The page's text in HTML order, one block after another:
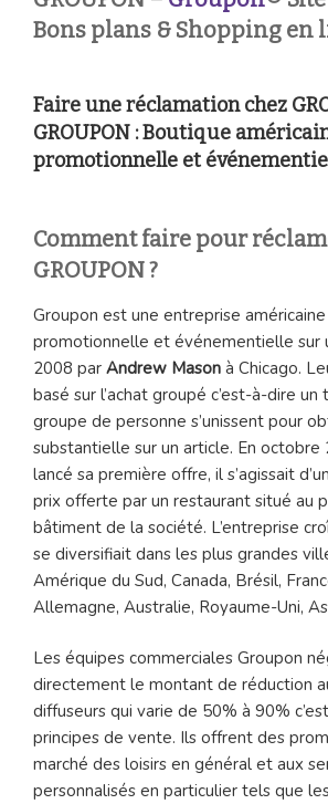
Bons plans & Shopping en
Faire une réclamation chez
GROUPON : Boutique
promotionnelle et
Comment faire pour
GROUPON ?
Groupon est une entreprise
promotionnelle et événementielle sur
2008 par Andrew Mason à Chicago.
basé sur l’achat groupé c’est-à-dire un
groupe de personne s’unissent pour
substantielle sur un article. En octobre
lancé sa première offre, il s’agissait
prix offerte par un restaurant situé au
bâtiment de la société. L’entreprise
se diversifiait dans les plus grandes
Amérique du Sud, Canada, Brésil,
Allemagne, Australie, Royaume-Uni,
Les équipes commerciales Groupon
directement le montant de réduction
diffuseurs qui varie de 50% à 90%
principes de vente. Ils offrent des
marché des loisirs en général et aux
personnalisés en particulier tels que